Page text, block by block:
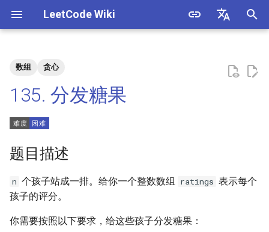
LeetCode Wiki
在
始
化
搜
引
7. 重建二叉树
9. 用两个栈实现队列
数
4. 只出现一次的数字
5. 单词长度的最大乘积
1.5. 一次编辑
1.6. 字符串压缩
数组 贪心
135. 分发糖果
题目描述
n 个孩子站成一排。给你一个整数数组 ratings 表示每个
孩子的评分。
你需要按照以下要求，给这些孩子分发糖果：